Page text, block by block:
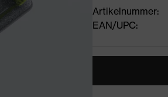
Artikelnummer:
EAN/UPC: